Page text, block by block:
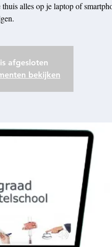
alles op je laptop of
afgesloten
bekijken